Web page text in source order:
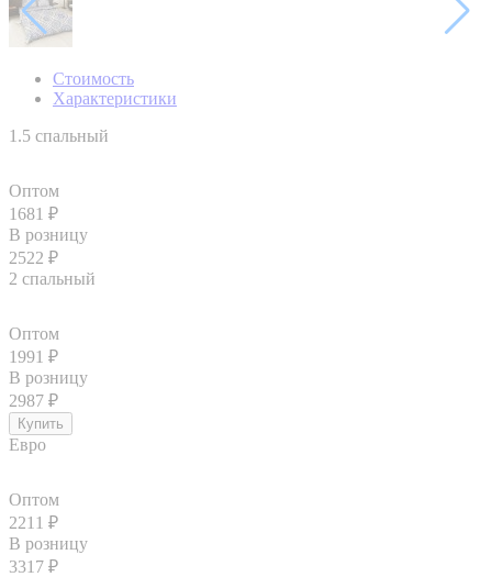
Стоимость
Характеристики
1.5 спальный
Оптом
1681 ₽
В розницу
2522 ₽
2 спальный
Оптом
1991 ₽
В розницу
2987 ₽
Евро
Оптом
2211 ₽
В розницу
3317 ₽